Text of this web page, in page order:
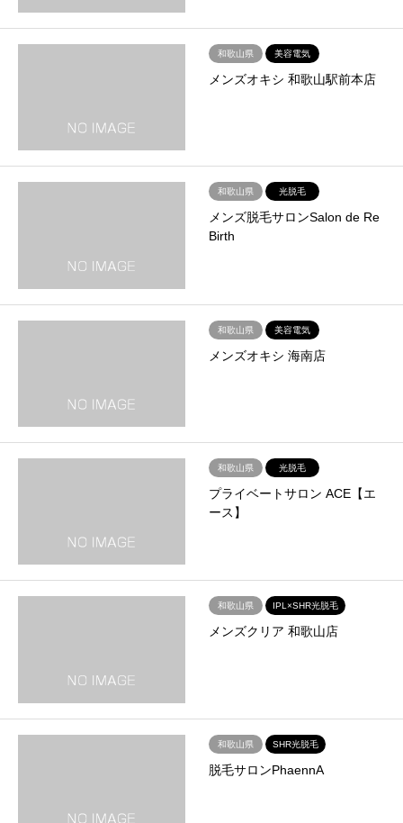
和歌山県 美容電気
メンズオキシ 和歌山駅前本店
和歌山県 光脱毛
メンズ脱毛サロンSalon de Re
Birth
和歌山県 美容電気
メンズオキシ 海南店
和歌山県 光脱毛
プライベートサロン ACE【エ
ース】
和歌山県 IPL×SHR光脱毛
メンズクリア 和歌山店
和歌山県 SHR光脱毛
脱毛サロンPhaennA